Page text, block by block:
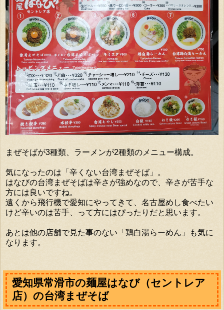
まぜそばが3種類、ラーメンが2種類のメニュー構成。
気になったのは「辛くない台湾まぜそば」。
はなびの台湾まぜそばは辛さが強めなので、辛さが苦手な
方には良いですね。
遠くから飛行機で愛知にやってきて、名古屋めし食べたい
けど辛いのは苦手、って方にはぴったりだと思います。
あとは他の店舗で見た事のない「鶏白湯らーめん」も気に
なります。
愛知県常滑市の麺屋はなび（セントレア
店）の台湾まぜそば